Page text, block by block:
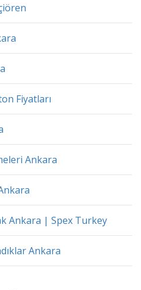
Fiyatları
Ankara
Ankara | Spex Turkey
Ankara